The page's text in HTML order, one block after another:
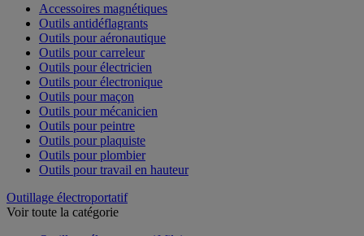
Accessoires magnétiques
Outils antidéflagrants
Outils pour aéronautique
Outils pour carreleur
Outils pour électricien
Outils pour électronique
Outils pour maçon
Outils pour mécanicien
Outils pour peintre
Outils pour plaquiste
Outils pour plombier
Outils pour travail en hauteur
Outillage électroportatif
Voir toute la catégorie